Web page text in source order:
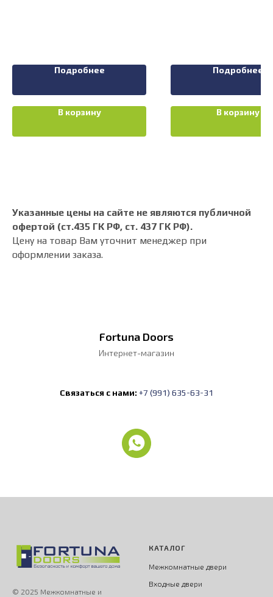
Подробнее
В корзину
Подробнее
В корзину
Указанные цены на сайте не являются публичной
офертой (ст.435 ГК РФ, cт. 437 ГК РФ).
Цену на товар Вам уточнит менеджер при
оформлении заказа.
Fortuna Doors
Интернет-магазин
Связаться с нами: +7 (991) 635-63-31
© 2025 Межкомнатные и
КАТАЛОГ
Межкомнатные двери
Входные двери